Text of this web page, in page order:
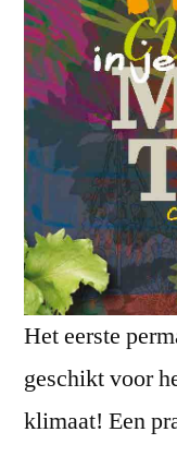
Het eerste
geschikt voor
klimaat! Een